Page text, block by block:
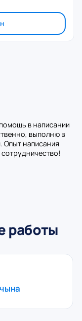
в написании
выполню в
Опыт написания
работы